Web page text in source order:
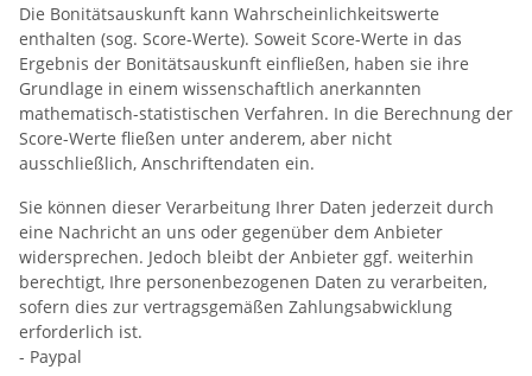
Die Bonitätsauskunft kann Wahrscheinlichkeitswerte
enthalten (sog. Score-Werte). Soweit Score-Werte in das
Ergebnis der Bonitätsauskunft einfließen, haben sie ihre
Grundlage in einem wissenschaftlich anerkannten
mathematisch-statistischen Verfahren. In die Berechnung der
Score-Werte fließen unter anderem, aber nicht
ausschließlich, Anschriftendaten ein.
Sie können dieser Verarbeitung Ihrer Daten jederzeit durch
eine Nachricht an uns oder gegenüber dem Anbieter
widersprechen. Jedoch bleibt der Anbieter ggf. weiterhin
berechtigt, Ihre personenbezogenen Daten zu verarbeiten,
sofern dies zur vertragsgemäßen Zahlungsabwicklung
erforderlich ist.
- Paypal